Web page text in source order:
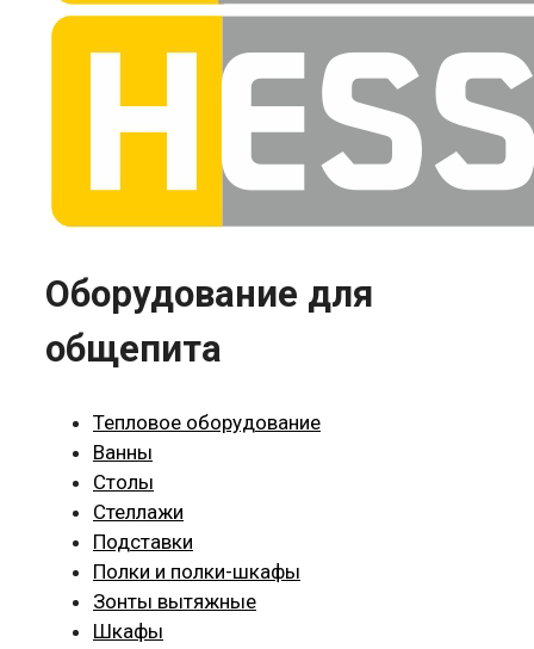
Оборудование для
общепита
Тепловое оборудование
Ванны
Столы
Стеллажи
Подставки
Полки и полки-шкафы
Зонты вытяжные
Шкафы